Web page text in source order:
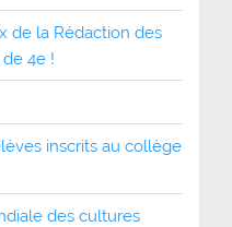
de la Rédaction des
4e !
inscrits au collège
des cultures